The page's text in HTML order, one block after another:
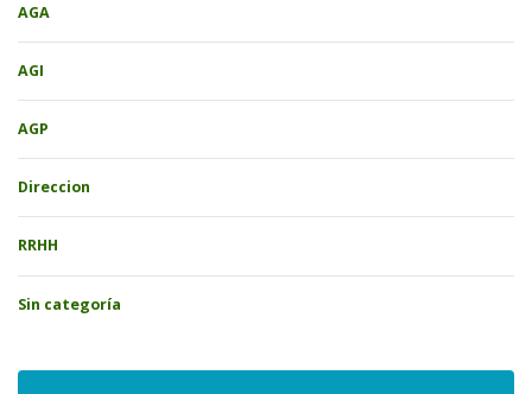
AGA
AGI
AGP
Direccion
RRHH
Sin categoría